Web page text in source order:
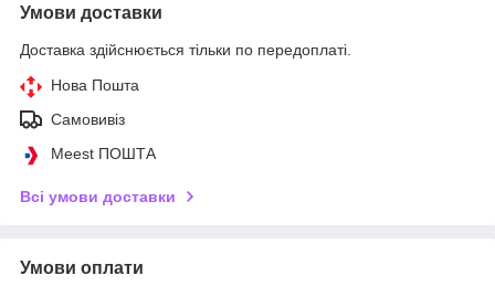
Умови доставки
Доставка здійснюється тільки по передоплаті.
Нова Пошта
Самовивіз
Meest ПОШТА
Всі умови доставки
Умови оплати